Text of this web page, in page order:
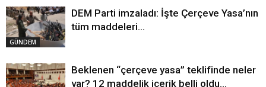
GÜNDEM
DEM Parti imzaladı: İşte Çerçeve Yasa’nın
tüm maddeleri…
Beklenen “çerçeve yasa” teklifinde neler
var? 12 maddelik içerik belli oldu…